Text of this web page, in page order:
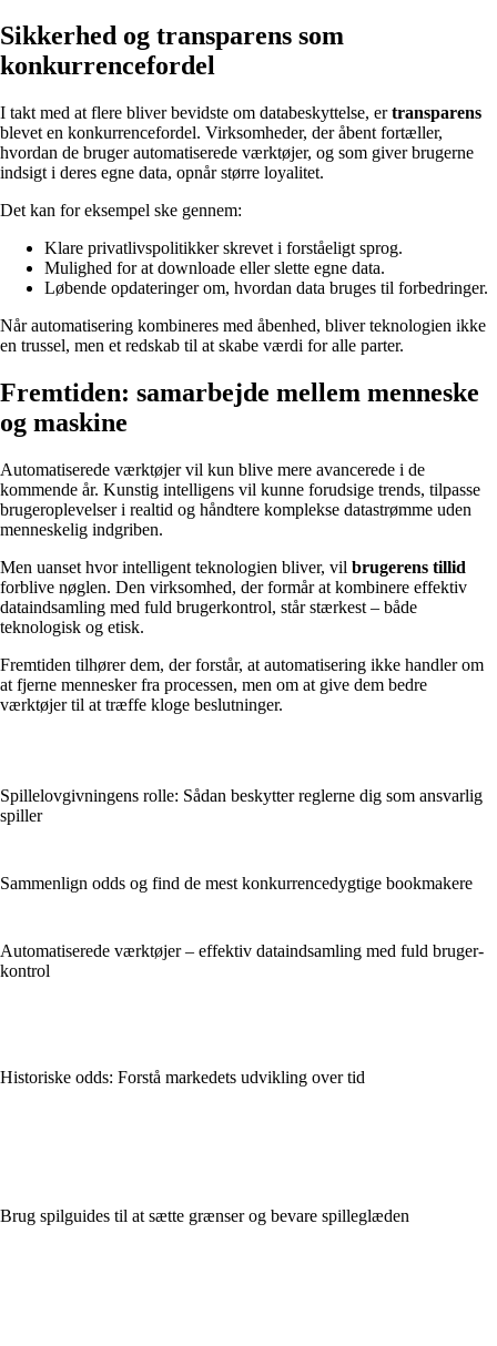
Sikkerhed og transparens som
konkurrencefordel
I takt med at flere bliver bevidste om databeskyttelse, ertransparens
blevet en konkurrencefordel. Virksomheder, der åbent fortæller,
hvordan de bruger automatiserede værktøjer, og som giver brugerne
indsigt i deres egne data, opnår større loyalitet.
Det kan for eksempel ske gennem:
Klare privatlivspolitikker skrevet i forståeligt sprog.
Mulighed for at downloade eller slette egne data.
Løbende opdateringer om, hvordan data bruges til forbedringer.
Når automatisering kombineres med åbenhed, bliver teknologien ikke
en trussel, men et redskab til at skabe værdi for alle parter.
Fremtiden: samarbejde mellem menneske
og maskine
Automatiserede værktøjer vil kun blive mere avancerede i de
kommende år. Kunstig intelligens vil kunne forudsige trends, tilpasse
brugeroplevelser i realtid og håndtere komplekse datastrømme uden
menneskelig indgriben.
Men uanset hvor intelligent teknologien bliver, vil brugerens tillid
forblive nøglen. Den virksomhed, der formår at kombinere effektiv
dataindsamling med fuld bruger­kontrol, står stærkest – både
teknologisk og etisk.
Fremtiden tilhører dem, der forstår, at automatisering ikke handler om
at fjerne mennesker fra processen, men om at give dem bedre
værktøjer til at træffe kloge beslutninger.
Spillelovgivningens rolle: Sådan beskytter reglerne dig som ansvarlig
spiller
Sammenlign odds og find de mest konkurrencedygtige bookmakere
Automatiserede værktøjer – effektiv dataindsamling med fuld bruger­
kontrol
Historiske odds: Forstå markedets udvikling over tid
Brug spilguides til at sætte grænser og bevare spilleglæden